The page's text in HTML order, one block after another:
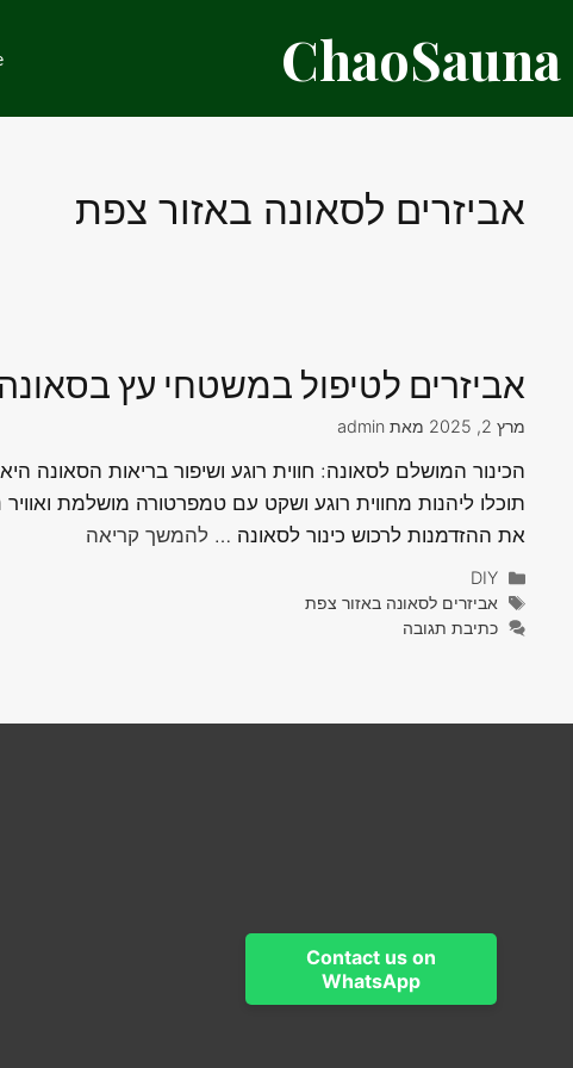
לתוכן
ChaoSauna
אביזרים לסאונה באזור צפת
אביזרים לטיפול במשטחי עץ
מרץ 2, 2025 מאת admin
הכינור המושלם לסאונה: חווית רוגע ושיפור בריאות הסאונה
תוכלו ליהנות מחווית רוגע ושקט עם טמפרטורה מושלמת
את ההזדמנות לרכוש כינור לסאונה … להמשך קריאה
קטגוריות
DIY
תגיות
אביזרים לסאונה באזור צפת
כתיבת תגובה
Contact us on
WhatsApp